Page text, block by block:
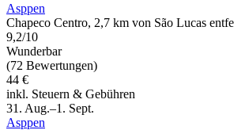
Asppen
Chapeco Centro, 2,7 km von São Lucas
9,2/10
Wunderbar
(72 Bewertungen)
44 €
inkl. Steuern & Gebühren
31. Aug.–1. Sept.
Asppen